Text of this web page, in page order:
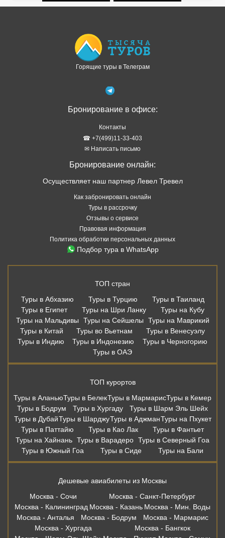
Горящие туры в Телеграм
Бронирование в офисе:
Контакты
☎ +7(499)11-33-403
✉ Написать письмо
Бронирование онлайн:
Осуществляет наш партнер Левел Тревел
Как забронировать онлайн
Туры в рассрочку
Отзывы о сервисе
Правовая информация
Политика обработки персональных данных
Подбор тура в WhatsApp
ТОП стран
Туры в Абхазию
Туры в Турцию
Туры в Таиланд
Туры в Египет
Туры на Шри Ланку
Туры на Кубу
Туры на Мальдивы
Туры на Сейшелы
Туры на Маврикий
Туры в Китай
Туры во Вьетнам
Туры в Венесуэлу
Туры в Индию
Туры в Индонезию
Туры в Черногорию
Туры в ОАЭ
ТОП курортов
Туры в АланьюТуры в БелекТуры в МармарисТуры в Кемер
Туры в Бодрум
Туры в Хургаду
Туры в Шарм Эль Шейх
Туры в ДубайТуры в ШарджуТуры в АджманТуры на Пхукет
Туры в Паттайю
Туры в Као Лак
Туры в Фантьет
Туры на Хайнань Туры в Варадеро Туры в Северный Гоа
Туры в Южный Гоа
Туры в Сиде Туры на Бали
Дешевые авиабилеты из Москвы
Москва - Сочи
Москва - Санкт-Петербург
Москва - Калининград Москва - Казань Москва - Мин. Воды
Москва - Анталья
Москва - Бодрум
Москва - Мармарис
Москва - Хургада
Москва - Бангкок